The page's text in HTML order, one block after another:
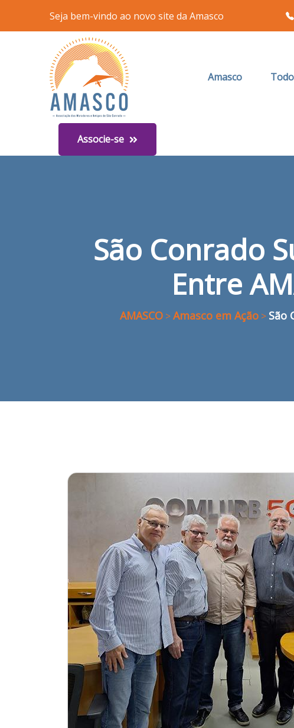
Seja bem-vindo ao novo site da Amasco
Amasco
Associe-se
São Conrado
Entre
AMASCO>Amasco em Ação> São